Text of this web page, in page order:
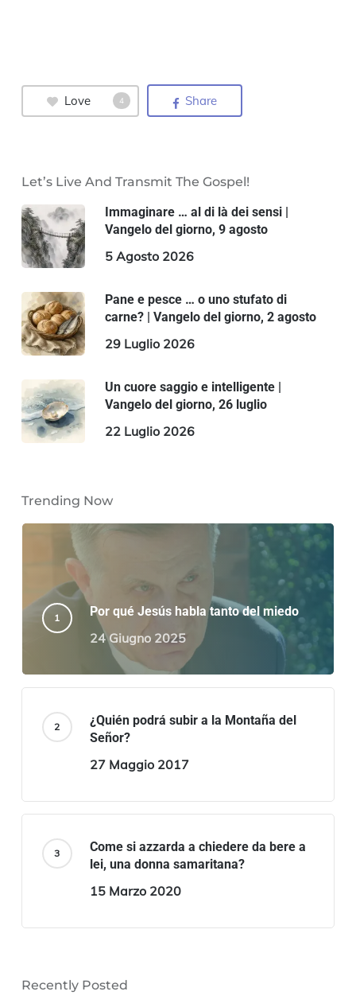
Love 4 Share
Let’s Live And Transmit The Gospel!
Immaginare … al di là dei sensi |
Vangelo del giorno, 9 agosto
5 Agosto 2026
Pane e pesce … o uno stufato di
carne? | Vangelo del giorno, 2 agosto
29 Luglio 2026
Un cuore saggio e intelligente |
Vangelo del giorno, 26 luglio
22 Luglio 2026
Trending Now
Por qué Jesús habla tanto del miedo
24 Giugno 2025
¿Quién podrá subir a la Montaña del
Señor?
27 Maggio 2017
Come si azzarda a chiedere da bere a
lei, una donna samaritana?
15 Marzo 2020
Recently Posted